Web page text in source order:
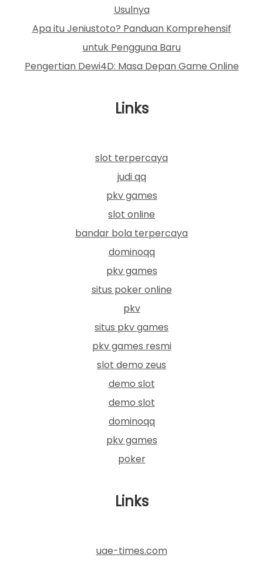
Usulnya
Apa itu Jeniustoto? Panduan Komprehensif
untuk Pengguna Baru
Pengertian Dewi4D: Masa Depan Game Online
Links
slot terpercaya
judi qq
pkv games
slot online
bandar bola terpercaya
dominoqq
pkv games
situs poker online
pkv
situs pkv games
pkv games resmi
slot demo zeus
demo slot
demo slot
dominoqq
pkv games
poker
Links
uae-times.com